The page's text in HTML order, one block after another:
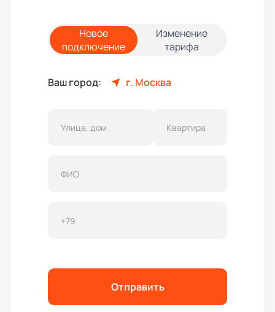
Новое
подключение
Изменение
тарифа
Ваш город: г. Москва
Отправить